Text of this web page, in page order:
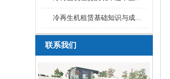
冷再生机租赁基础知识与成...
联系我们